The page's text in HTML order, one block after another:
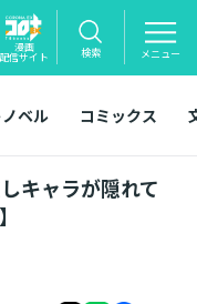
漫画
配信サイト 検索 メニュー
ベル コミックス
キャラが隠れて